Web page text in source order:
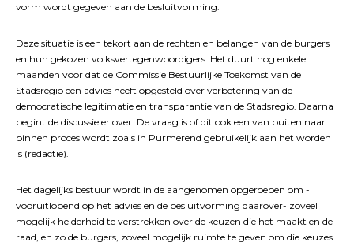
vorm wordt gegeven aan de besluitvorming.
Deze situatie is een tekort aan de rechten en belangen van de burgers
en hun gekozen volksvertegenwoordigers. Het duurt nog enkele
maanden voor dat de Commissie Bestuurlijke Toekomst van de
Stadsregio een advies heeft opgesteld over verbetering van de
democratische legitimatie en transparantie van de Stadsregio. Daarna
begint de discussie er over. De vraag is of dit ook een van buiten naar
binnen proces wordt zoals in Purmerend gebruikelijk aan het worden
is (redactie).
Het dagelijks bestuur wordt in de aangenomen opgeroepen om -
vooruitlopend op het advies en de besluitvorming daarover- zoveel
mogelijk helderheid te verstrekken over de keuzen die het maakt en de
raad, en zo de burgers, zoveel mogelijk ruimte te geven om die keuzes